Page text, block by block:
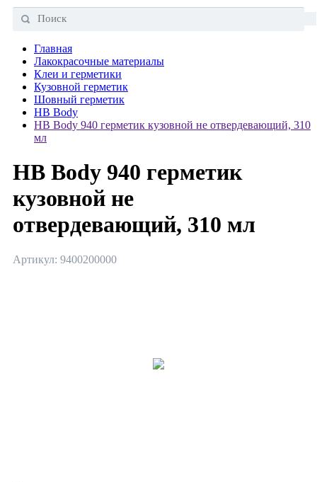
Главная
Лакокрасочные материалы
Клеи и герметики
Кузовной герметик
Шовный герметик
HB Body
HB Body 940 герметик кузовной не отвердевающий, 310
мл
HB Body 940 герметик
кузовной не
отвердевающий, 310 мл
Артикул: 9400200000